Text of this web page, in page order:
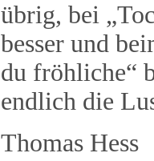
übrig, bei
besser und
du fröhliche“
endlich die
Thomas Hess